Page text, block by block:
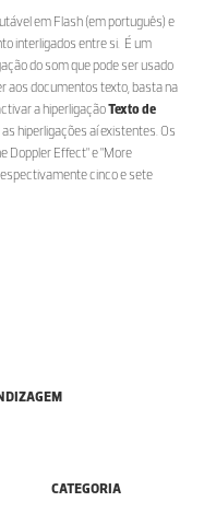
em Flash (em português) e
interligados entre si. É um
do som que pode ser usado
aos documentos texto, basta na
a hiperligaçãoTexto de
hiperligações aí existentes. Os
Doppler Effect" e "More
cinco e sete
CATEGORIA